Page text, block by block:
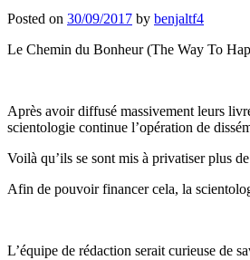
Posted on 30/09/2017 by benjaltf4
Le Chemin du Bonheur (The Way To
Après avoir diffusé massivement leurs
scientologie continue l’opération de
Voilà qu’ils se sont mis à privatiser plus
Afin de pouvoir financer cela, la
L’équipe de rédaction serait curieuse de